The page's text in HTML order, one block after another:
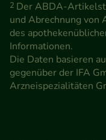
2 Der ABDA-
und Abrechnung
des
Informationen.
Die Daten basieren
gegenüber der IFA
Arzneispezialitäten